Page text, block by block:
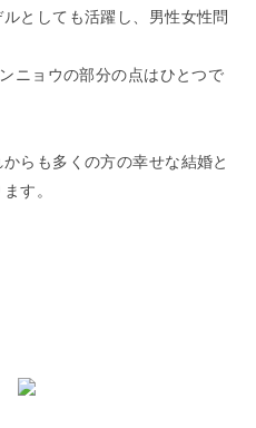
としても活躍し、男性女性問
ニョウの部分の点はひとつで
らも多くの方の幸せな結婚と
す。